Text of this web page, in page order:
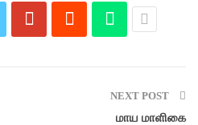
NEXT POST
மாய மாளிகை